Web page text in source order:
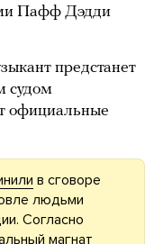
Пафф Дэдди
предстанет
судом
официальные
в сговоре
людьми
Согласно
магнат